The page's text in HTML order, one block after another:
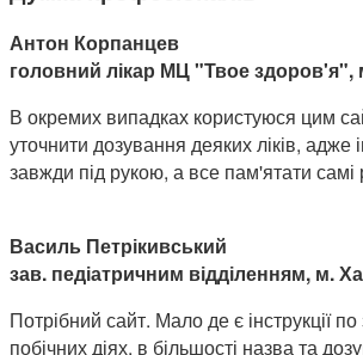
Антон Корпанцев
головний лікар МЦ "Твое здоров'я",
В окремих випадках користуюся цим
уточнити дозування деяких ліків, адже
завжди під рукою, а все пам'ятати самі
Василь Петрікивський
зав. педіатричним відділенням, м.
Потрібний сайт. Мало де є інструкції
побічних діях, в більшості назва та